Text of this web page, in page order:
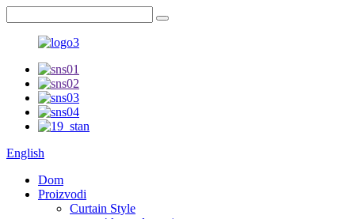
English
Dom
Proizvodi
Curtain Style